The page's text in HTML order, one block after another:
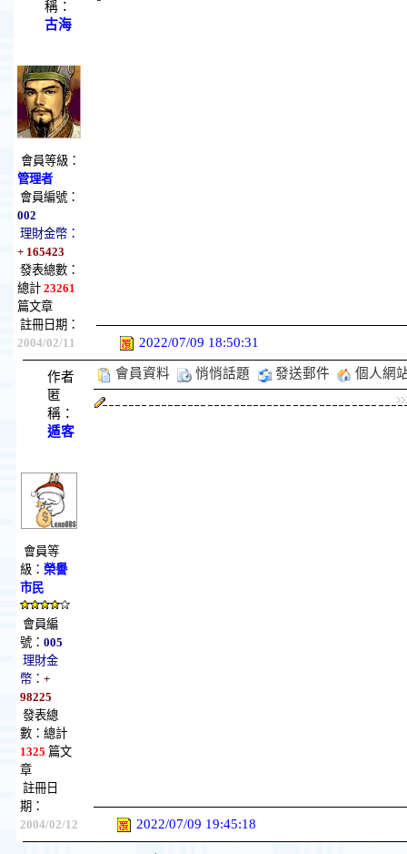
稱：
古海
會員等級：
管理者
會員編號：
002
理財金幣：
+ 165423
發表總數：
總計 23261
篇文章
註冊日期：
2004/02/11
2022/07/09 18:50:31
作者
匿
稱：
遁客
會員等
級： 榮譽
市民
會員編
號： 005
理財金
幣： +
98225
發表總
數：總計
1325 篇文
章
註冊日
期：
2004/02/12
會員資料 悄悄話題 發送郵件 個人網
2022/07/09 19:45:18